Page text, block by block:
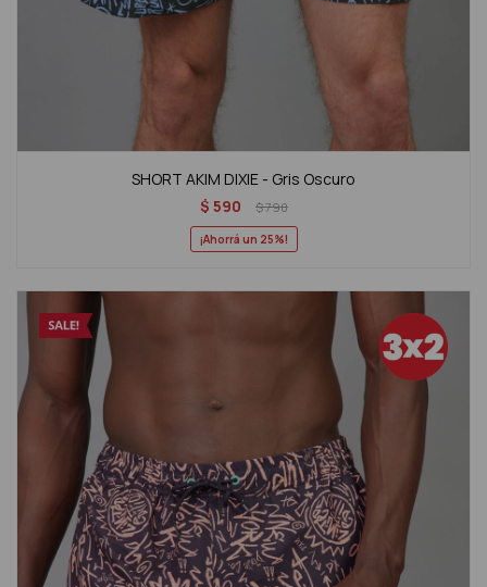
SHORT AKIM DIXIE - Gris Oscuro
$ 590 $790
25